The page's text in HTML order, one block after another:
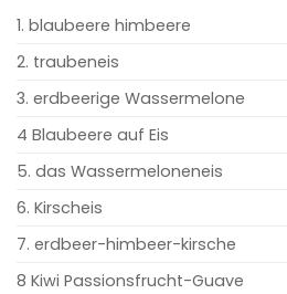
1. blaubeere himbeere
2. traubeneis
3. erdbeerige Wassermelone
4 Blaubeere auf Eis
5. das Wassermeloneneis
6. Kirscheis
7. erdbeer-himbeer-kirsche
8 Kiwi Passionsfrucht-Guave